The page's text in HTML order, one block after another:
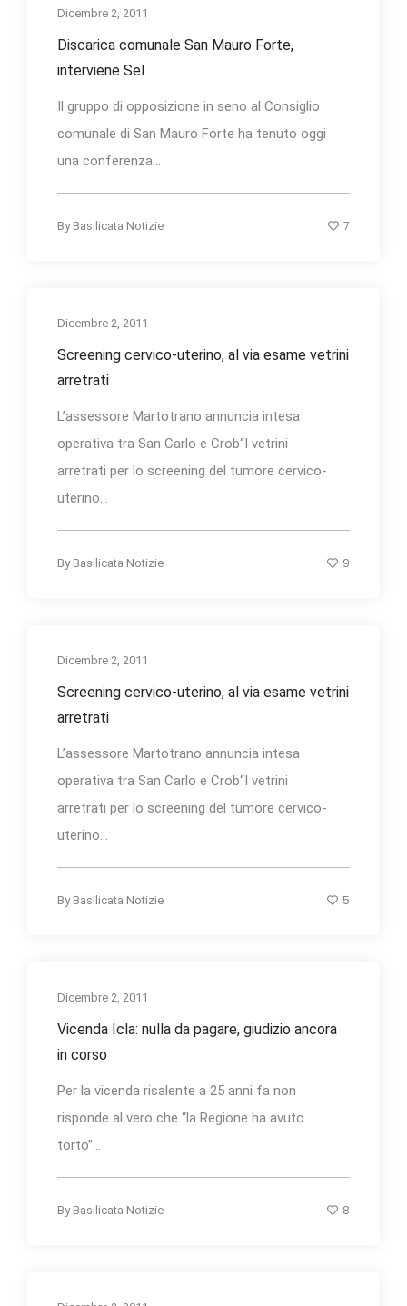
Dicembre 2, 2011
Discarica comunale San Mauro Forte,
interviene Sel
Il gruppo di opposizione in seno al Consiglio
comunale di San Mauro Forte ha tenuto oggi
una conferenza...
By Basilicata Notizie 7
Dicembre 2, 2011
Screening cervico-uterino, al via esame vetrini
arretrati
L’assessore Martotrano annuncia intesa
operativa tra San Carlo e Crob“I vetrini
arretrati per lo screening del tumore cervico-
uterino...
By Basilicata Notizie 9
Dicembre 2, 2011
Screening cervico-uterino, al via esame vetrini
arretrati
L’assessore Martotrano annuncia intesa
operativa tra San Carlo e Crob“I vetrini
arretrati per lo screening del tumore cervico-
uterino...
By Basilicata Notizie 5
Dicembre 2, 2011
Vicenda Icla: nulla da pagare, giudizio ancora
in corso
Per la vicenda risalente a 25 anni fa non
risponde al vero che “la Regione ha avuto
torto”...
By Basilicata Notizie 8